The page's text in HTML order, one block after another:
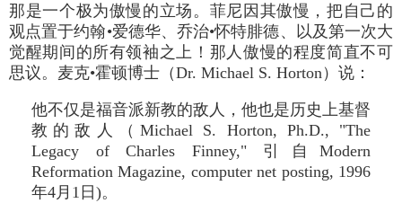
那是一个极为傲慢的立场。菲尼因其傲慢，把自己的
观点置于约翰•爱德华、乔治•怀特腓德、以及第一次大
觉醒期间的所有领袖之上！那人傲慢的程度简直不可
思议。麦克•霍顿博士（Dr. Michael S. Horton）说：
他不仅是福音派新教的敌人，他也是历史上基督
教的敌人（Michael S. Horton, Ph.D., "The
Legacy of Charles Finney," 引自Modern
Reformation Magazine, computer net posting, 1996
年4月1日)。